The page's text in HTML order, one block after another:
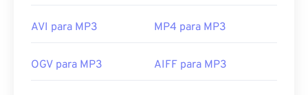
AVI para MP3 MP4 para MP3
OGV para MP3 AIFF para MP3